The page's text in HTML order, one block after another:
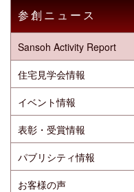
参創ニュース
Sansoh Activity Report
住宅見学会情報
イベント情報
表彰・受賞情報
パブリシティ情報
お客様の声